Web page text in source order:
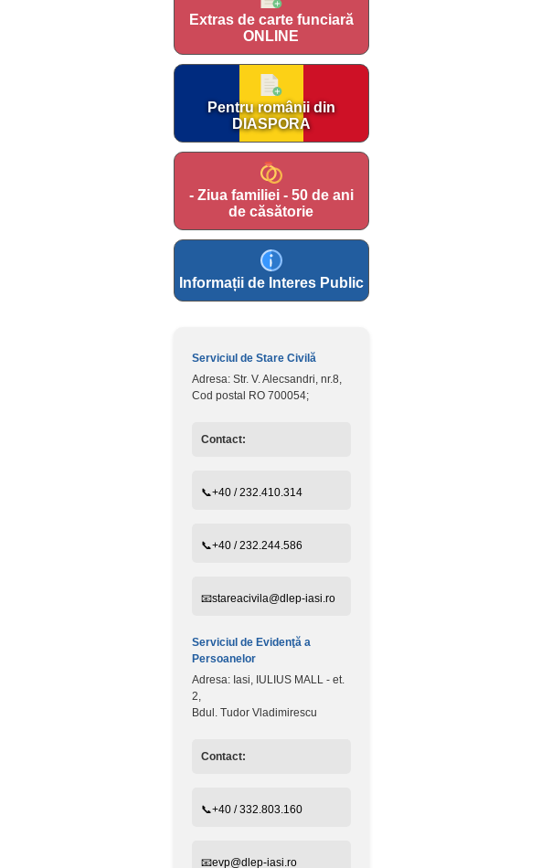
Extras de carte funciară
ONLINE
Pentru românii din
DIASPORA
- Ziua familiei - 50 de ani
de căsătorie
Informații de Interes Public
Serviciul de Stare Civilă
Adresa: Str. V. Alecsandri, nr.8,
Cod postal RO 700054;
Contact:
📞+40 / 232.410.314
📞+40 / 232.244.586
📧stareacivila@dlep-iasi.ro
Serviciul de Evidenţă a
Persoanelor
Adresa: Iasi, IULIUS MALL - et.
2,
Bdul. Tudor Vladimirescu
Contact:
📞+40 / 332.803.160
📧evp@dlep-iasi.ro